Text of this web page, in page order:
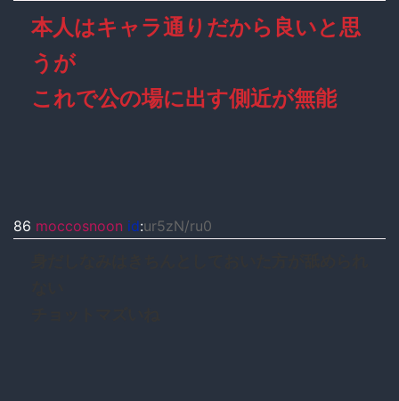
本人はキャラ通りだから良いと思
うが
これで公の場に出す側近が無能
86 moccosnoon id:ur5zN/ru0